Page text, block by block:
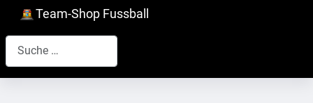
Team-Shop Fussball
Suchen